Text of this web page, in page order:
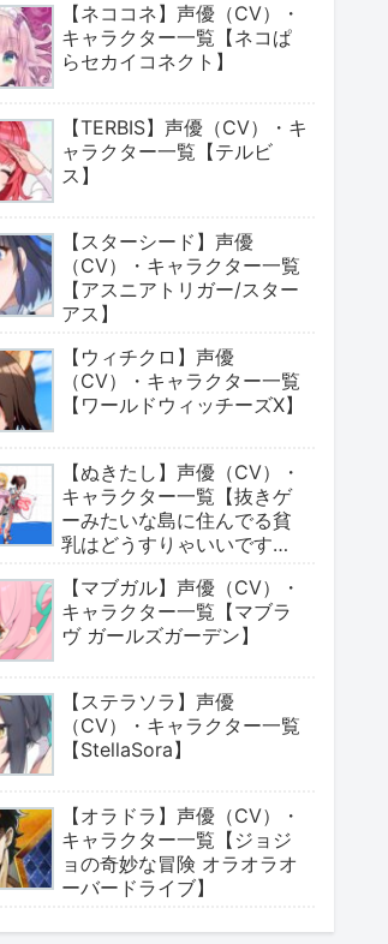
【ネココネ】声優（CV）・
キャラクター一覧【ネコぱ
らセカイコネクト】
【TERBIS】声優（CV）・キ
ャラクター一覧【テルビ
ス】
【スターシード】声優
（CV）・キャラクター一覧
【アスニアトリガー/スター
アス】
【ウィチクロ】声優
（CV）・キャラクター一覧
【ワールドウィッチーズX】
【ぬきたし】声優（CV）・
キャラクター一覧【抜きゲ
ーみたいな島に住んでる貧
乳はどうすりゃいいです
【マブガル】声優（CV）・
キャラクター一覧【マブラ
ヴ ガールズガーデン】
【ステラソラ】声優
（CV）・キャラクター一覧
【StellaSora】
【オラドラ】声優（CV）・
キャラクター一覧【ジョジ
ョの奇妙な冒険 オラオラオ
ーバードライブ】